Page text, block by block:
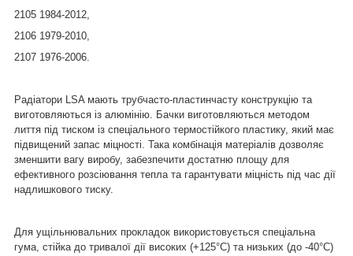
2105 1984-2012,
2106 1979-2010,
2107 1976-2006.
Радіатори LSA мають трубчасто-пластинчасту конструкцію та
виготовляються із алюмінію.
Бачки виготовляються методом
лиття під тиском із спеціального термостійкого пластику, який має
підвищений запас міцності. Така комбінація матеріалів дозволяє
зменшити вагу виробу, забезпечити достатню площу для
ефективного розсіювання тепла та гарантувати міцність під час дії
надлишкового тиску.
Для ущільнювальних прокладок використовується спеціальна
гума, стійка до тривалої дії високих (+125°C) та низьких (до -40°C)